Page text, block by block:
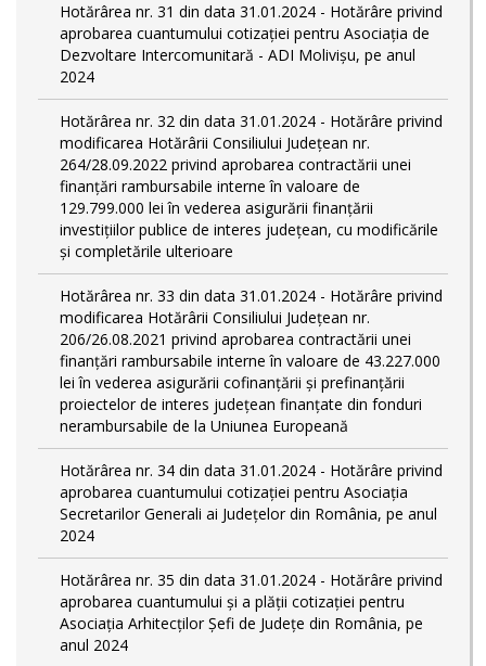
Hotărârea nr. 31 din data 31.01.2024 - Hotărâre privind
aprobarea cuantumului cotizației pentru Asociația de
Dezvoltare Intercomunitară - ADI Molivișu, pe anul
2024
Hotărârea nr. 32 din data 31.01.2024 - Hotărâre privind
modificarea Hotărârii Consiliului Județean nr.
264/28.09.2022 privind aprobarea contractării unei
finanțări rambursabile interne în valoare de
129.799.000 lei în vederea asigurării finanțării
investițiilor publice de interes județean, cu modificările
și completările ulterioare
Hotărârea nr. 33 din data 31.01.2024 - Hotărâre privind
modificarea Hotărârii Consiliului Județean nr.
206/26.08.2021 privind aprobarea contractării unei
finanțări rambursabile interne în valoare de 43.227.000
lei în vederea asigurării cofinanțării și prefinanțării
proiectelor de interes județean finanțate din fonduri
nerambursabile de la Uniunea Europeană
Hotărârea nr. 34 din data 31.01.2024 - Hotărâre privind
aprobarea cuantumului cotizației pentru Asociația
Secretarilor Generali ai Județelor din România, pe anul
2024
Hotărârea nr. 35 din data 31.01.2024 - Hotărâre privind
aprobarea cuantumului și a plății cotizației pentru
Asociația Arhitecților Șefi de Județe din România, pe
anul 2024